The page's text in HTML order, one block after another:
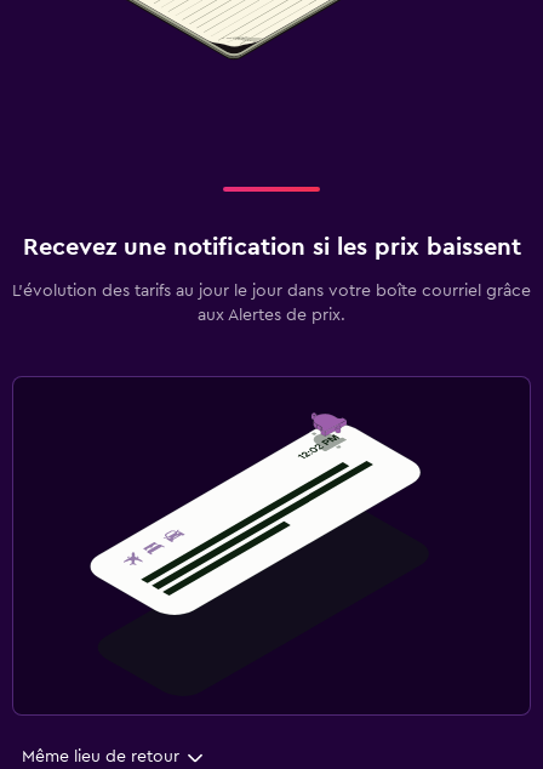
Recevez une notification si les prix baissent
L’évolution des tarifs au jour le jour dans votre boîte courriel grâce
aux Alertes de prix.
Même lieu de retour